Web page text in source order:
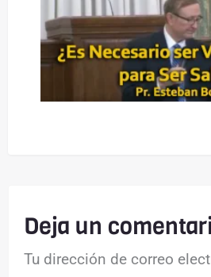
Deja un
Tu dirección de correo